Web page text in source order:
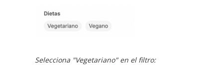
Selecciona "Vegetariano" en el filtro: